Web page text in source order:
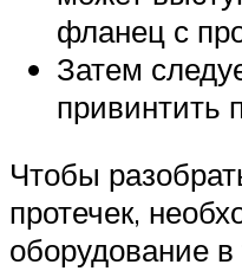
фланец с
Затем
привинтить
Чтобы
протечек,
оборудование